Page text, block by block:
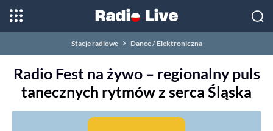
Stacje radiowe Dance / Elektroniczna
Radio Fest na żywo – regionalny puls
tanecznych rytmów z serca Śląska